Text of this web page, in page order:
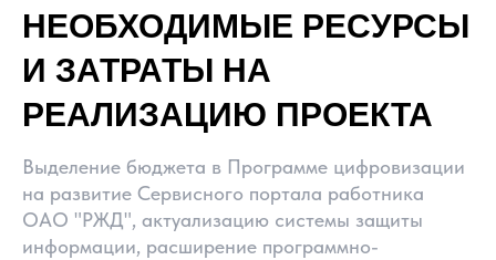
НЕОБХОДИМЫЕ РЕСУРСЫ
И ЗАТРАТЫ НА
РЕАЛИЗАЦИЮ ПРОЕКТА
Выделение бюджета в Программе цифровизации
на развитие Сервисного портала работника
ОАО "РЖД", актуализацию системы защиты
информации, расширение программно-